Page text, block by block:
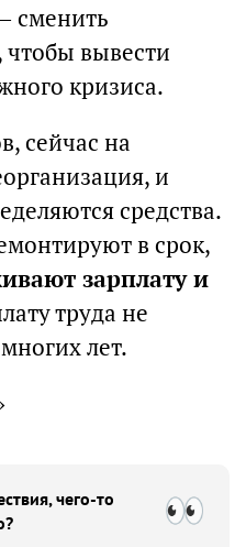
сменить
вывести
кризиса.
сейчас на
и
средства.
в срок,
зарплату и
труда не
лет.
чего-то